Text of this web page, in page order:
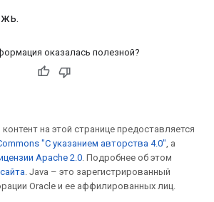
оказалась полезной?
на этой странице предоставляется
"С указанием авторства 4.0", а
Apache 2.0. Подробнее об этом
. Java – это зарегистрированный
Oracle и ее аффилированных лиц.